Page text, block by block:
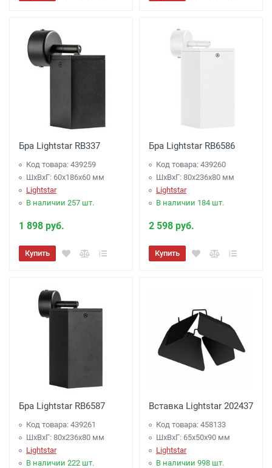
Бра Lightstar RB337
Код товара: 439259
ШхВхГ: 60x186x60 мм
Lightstar
В наличии 257 шт.
1 898 руб.
Купить
Бра Lightstar RB6586
Код товара: 439260
ШхВхГ: 80x236x80 мм
Lightstar
В наличии 184 шт.
2 598 руб.
Купить
Бра Lightstar RB6587
Код товара: 439261
ШхВхГ: 80x236x80 мм
Lightstar
В наличии 222 шт.
Вставка Lightstar 202437
Код товара: 458133
ШхВхГ: 65x50x90 мм
Lightstar
В наличии 998 шт.